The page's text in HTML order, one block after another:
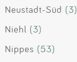
Neustadt-Süd (3)
Niehl (3)
Nippes (53)